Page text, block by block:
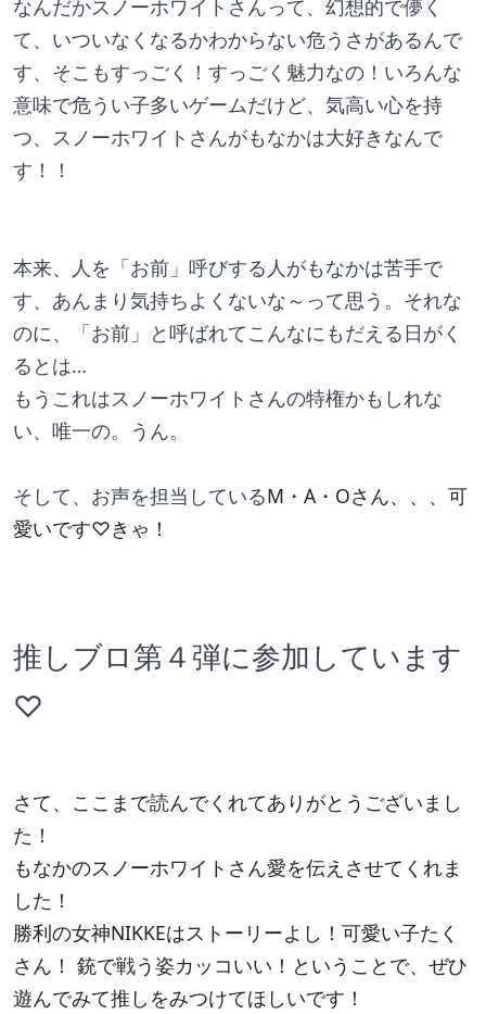
なんだかスノーホワイトさんって、幻想的で儚く
て、いついなくなるかわからない危うさがあるんで
す、そこもすっごく！すっごく魅力なの！いろんな
意味で危うい子多いゲームだけど、気高い心を持
つ、スノーホワイトさんがもなかは大好きなんで
す！！
本来、人を「お前」呼びする人がもなかは苦手で
す、あんまり気持ちよくないな～って思う。それな
のに、「お前」と呼ばれてこんなにもだえる日がく
るとは…
もうこれはスノーホワイトさんの特権かもしれな
い、唯一の。うん。
そして、お声を担当しているM・A・Oさん、、、可
愛いです♡きゃ！
推しブロ第４弾に参加しています
♡
さて、ここまで読んでくれてありがとうございまし
た！
もなかのスノーホワイトさん愛を伝えさせてくれま
した！
勝利の女神NIKKEはストーリーよし！可愛い子たく
さん！ 銃で戦う姿カッコいい！ということで、ぜひ
遊んでみて推しをみつけてほしいです！